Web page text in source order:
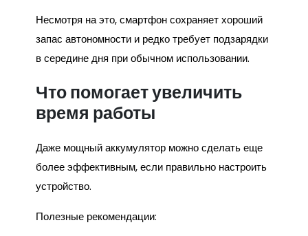
Несмотря на это, смартфон сохраняет хороший
запас автономности и редко требует подзарядки
в середине дня при обычном использовании.
Что помогает увеличить
время работы
Даже мощный аккумулятор можно сделать еще
более эффективным, если правильно настроить
устройство.
Полезные рекомендации: